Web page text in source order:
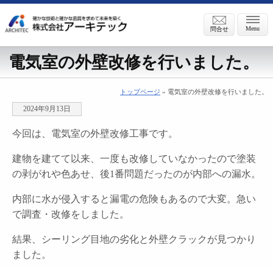
Menu
問合せ
電気室の外壁改修を行いました。
トップページ » 電気室の外壁改修を行いました。
2024年9月13日
今回は、電気室の外壁改修工事です。
建物を建てて以来、一度も改修していなかったので塗装
の剥がれや色あせ、後1番問題だったのが内部への漏水。
内部に水が侵入すると漏電の危険もあるので大変。急い
で調査・改修をしました。
結果、シーリング目地の劣化と外壁クラックが見つかり
ました。